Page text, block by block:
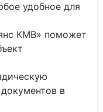
удобное для
КМВ» поможет
в